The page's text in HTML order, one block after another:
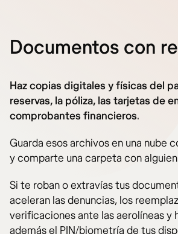
Documentos con
Haz copias digitales y físicas del
reservas, la póliza, las tarjetas de
comprobantes financieros.
Guarda esos archivos en una nube
y comparte una carpeta con
Si te roban o extravías tus
aceleran las denuncias, los
verificaciones ante las aerolíneas y
además el PIN/biometría de tus